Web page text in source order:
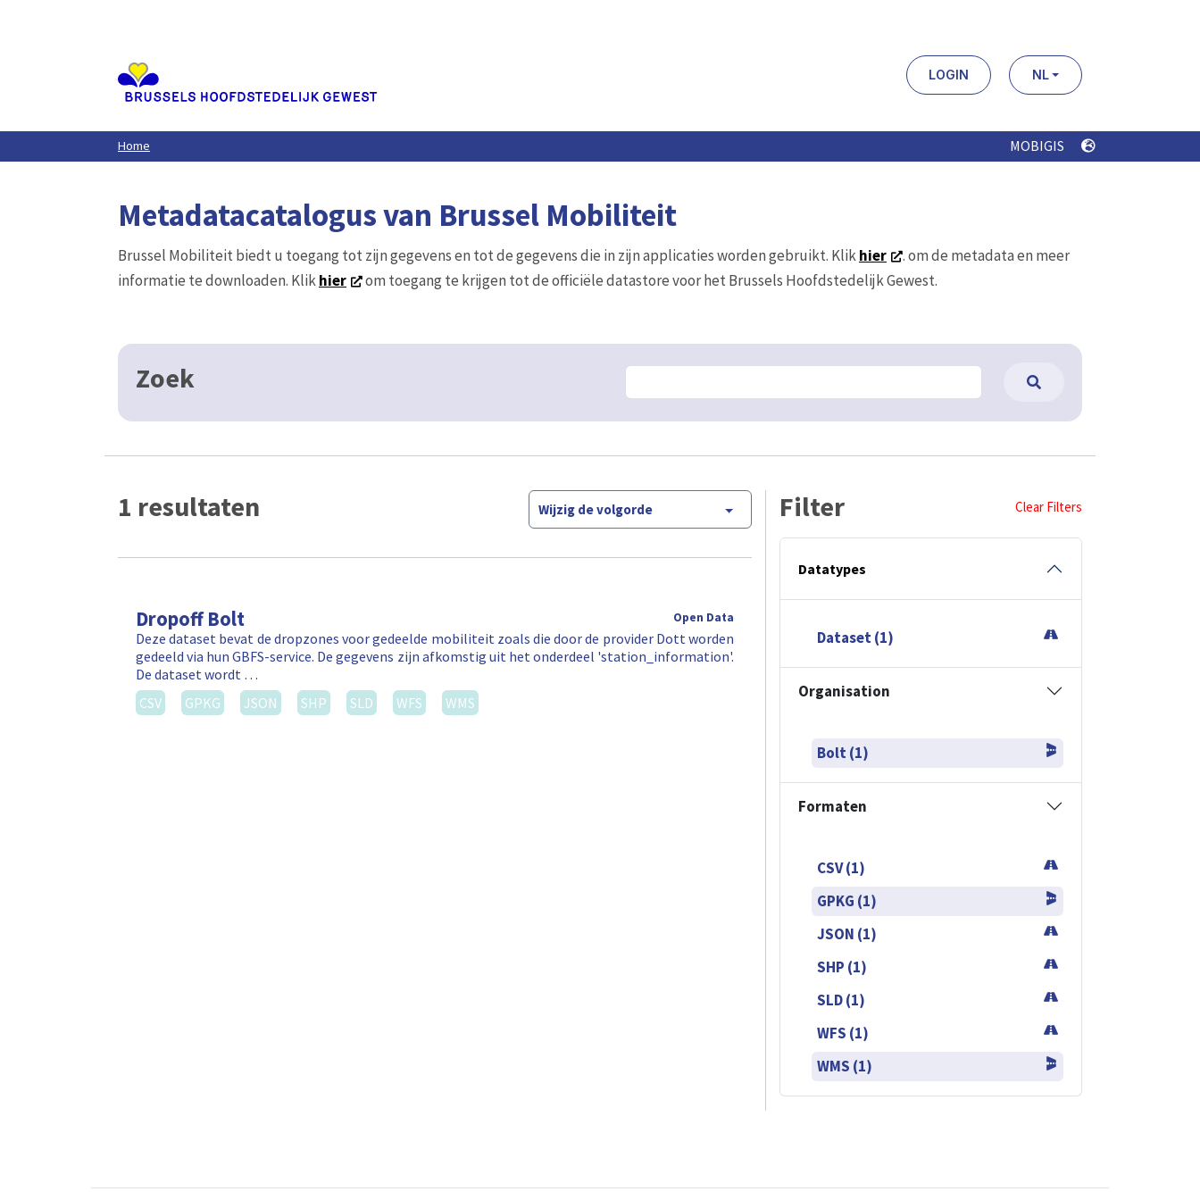
LOGIN NL
Home MOBIGIS
Metadatacatalogus van Brussel Mobiliteit
Brussel Mobiliteit biedt u toegang tot zijn gegevens en tot de gegevens die in zijn applicaties worden gebruikt. Klikhier
. om de metadata en meer
informatie te downloaden. Klikhier om toegang te krijgen tot de officiële datastore voor het Brussels Hoofdstedelijk Gewest.
Zoek
1 resultaten Wijzig de volgorde
Dropoff Bolt Open Data
Deze dataset bevat de dropzones voor gedeelde mobiliteit zoals die door de provider Dott worden
gedeeld via hun GBFS-service. De gegevens zijn afkomstig uit het onderdeel 'station_information'.
De dataset wordt …
CSV
GPKG JSON SHP SLD WFS WMS
Filter Clear Filters
Datatypes
Dataset (1)
Organisation
Bolt (1)
Formaten
CSV (1)
GPKG (1)
JSON (1)
SHP (1)
SLD (1)
WFS (1)
WMS (1)